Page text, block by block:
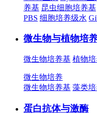
养基 昆虫细胞培养基
PBS 细胞培养级水
微生物与植物培
微生物培养基 植物
微生物培养
微生物培养基 藻类
蛋白抗体与激酶